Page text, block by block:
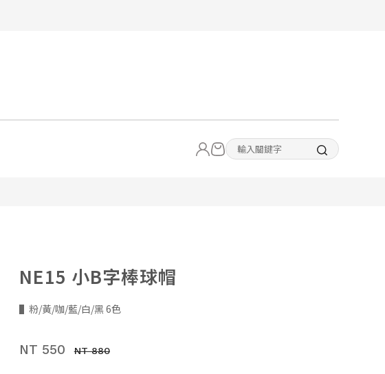
NE15 小B字棒球帽
▌粉/黃/咖/藍/白/黑 6色
NT 550 NT 880